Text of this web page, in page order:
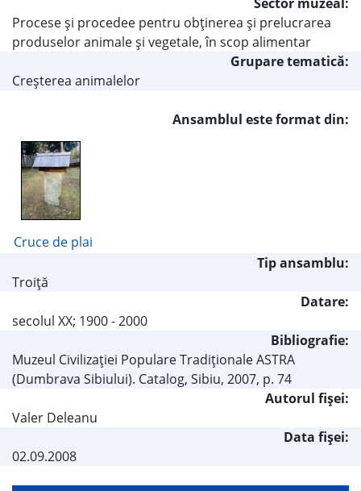
Procese şi procedee pentru obţinerea şi prelucrarea
produselor animale şi vegetale, în scop alimentar
Grupare tematică:
Creşterea animalelor
Ansamblul este format din:
Cruce de plai
Tip ansamblu:
Troiţă
Datare:
secolul XX; 1900 - 2000
Bibliografie:
Muzeul Civilizaţiei Populare Tradiţionale ASTRA
(Dumbrava Sibiului). Catalog, Sibiu, 2007, p. 74
Autorul fişei:
Valer Deleanu
Data fișei:
02.09.2008